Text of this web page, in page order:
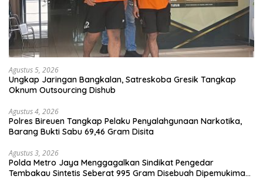
Agustus 5, 2026
Ungkap Jaringan Bangkalan, Satreskoba Gresik Tangkap
Oknum Outsourcing Dishub
Agustus 4, 2026
Polres Bireuen Tangkap Pelaku Penyalahgunaan Narkotika,
Barang Bukti Sabu 69,46 Gram Disita
Agustus 3, 2026
Polda Metro Jaya Menggagalkan Sindikat Pengedar
Tembakau Sintetis Seberat 995 Gram Disebuah Dipemukiman